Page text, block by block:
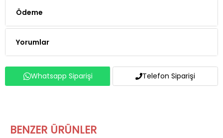
Ödeme
Yorumlar
Whatsapp Siparişi Telefon Siparişi
BENZER ÜRÜNLER